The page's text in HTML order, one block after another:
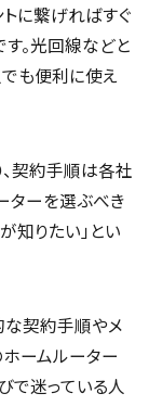
に繋げればすぐ
。光回線などと
も便利に使え
契約手順は各社
ターを選ぶべき
知りたい」とい
な契約手順やメ
ホームルーター
で迷っている人